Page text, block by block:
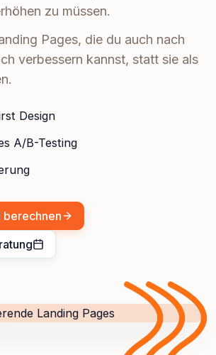
zu müssen.
Pages, die du auch nach
verbessern kannst, statt sie als
Design
A/B-Testing
berechnen